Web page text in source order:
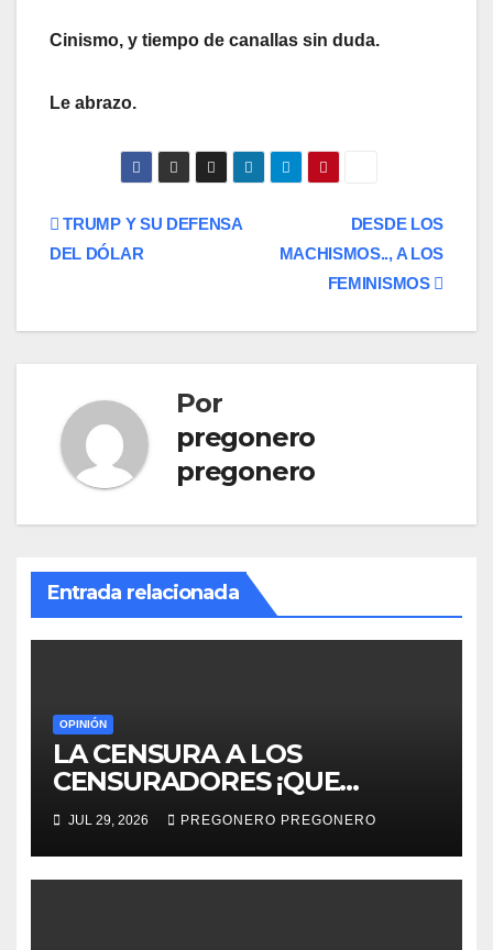
Cinismo, y tiempo de canallas sin duda.
Le abrazo.
Navegación
entradas
DESDE LOS
MACHISMOS.., A LOS
FEMINISMOS
TRUMP Y SU DEFENSA
DEL DÓLAR
Por
pregonero
pregonero
Entrada relacionada
OPINIÓN
LA CENSURA A LOS
CENSURADORES ¡QUE
HORROR!
JUL 29, 2026 PREGONERO PREGONERO